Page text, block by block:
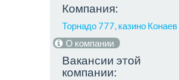
Компания:
Торнадо 777, казино Конаев
О компании
Вакансии этой
компании: